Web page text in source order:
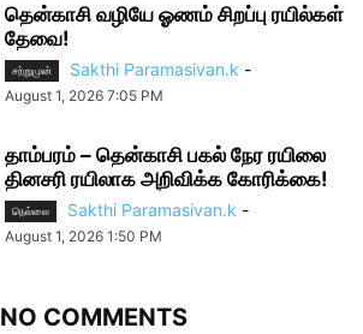
தென்காசி வழியே ஓணம் சிறப்பு ரயில்கள்
தேவை!
சற்றுமுன் Sakthi Paramasivan.k -
August 1, 2026 7:05 PM
தாம்பரம் – தென்காசி பகல் நேர ரயிலை
தினசரி ரயிலாக அறிவிக்க கோரிக்கை!
நெல்லை Sakthi Paramasivan.k -
August 1, 2026 1:50 PM
NO COMMENTS